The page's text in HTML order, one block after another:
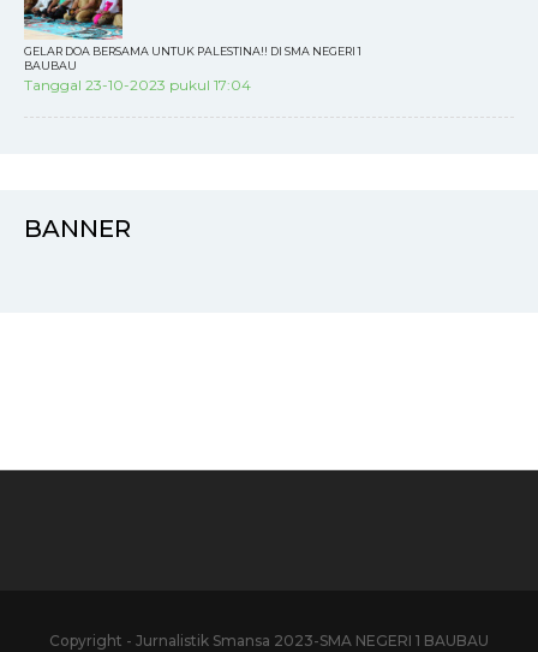
GELAR DOA BERSAMA UNTUK PALESTINA!! DI SMA NEGERI 1
BAUBAU
Tanggal 23-10-2023 pukul 17:04
BANNER
Copyright - Jurnalistik Smansa 2023-SMA NEGERI 1 BAUBAU